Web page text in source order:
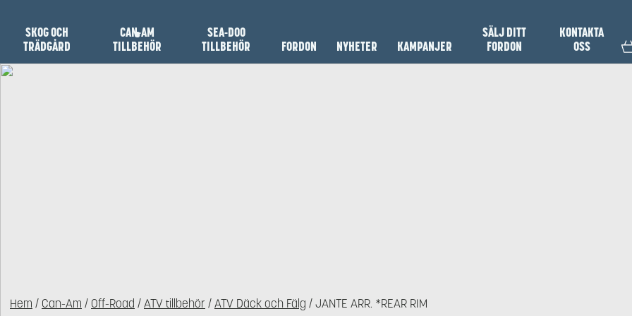
SKOG OCH
TRÄDGÅRD
CAN-AM
TILLBEHÖR
SEA-DOO
TILLBEHÖR
FORDON NYHETER KAMPANJER
SÄLJ DITT
FORDON
KONTAKTA
OSS
Hem / Can-Am / Off-Road /ATV tillbehör /ATV Däck och Fälg / JANTE ARR. *REAR RIM